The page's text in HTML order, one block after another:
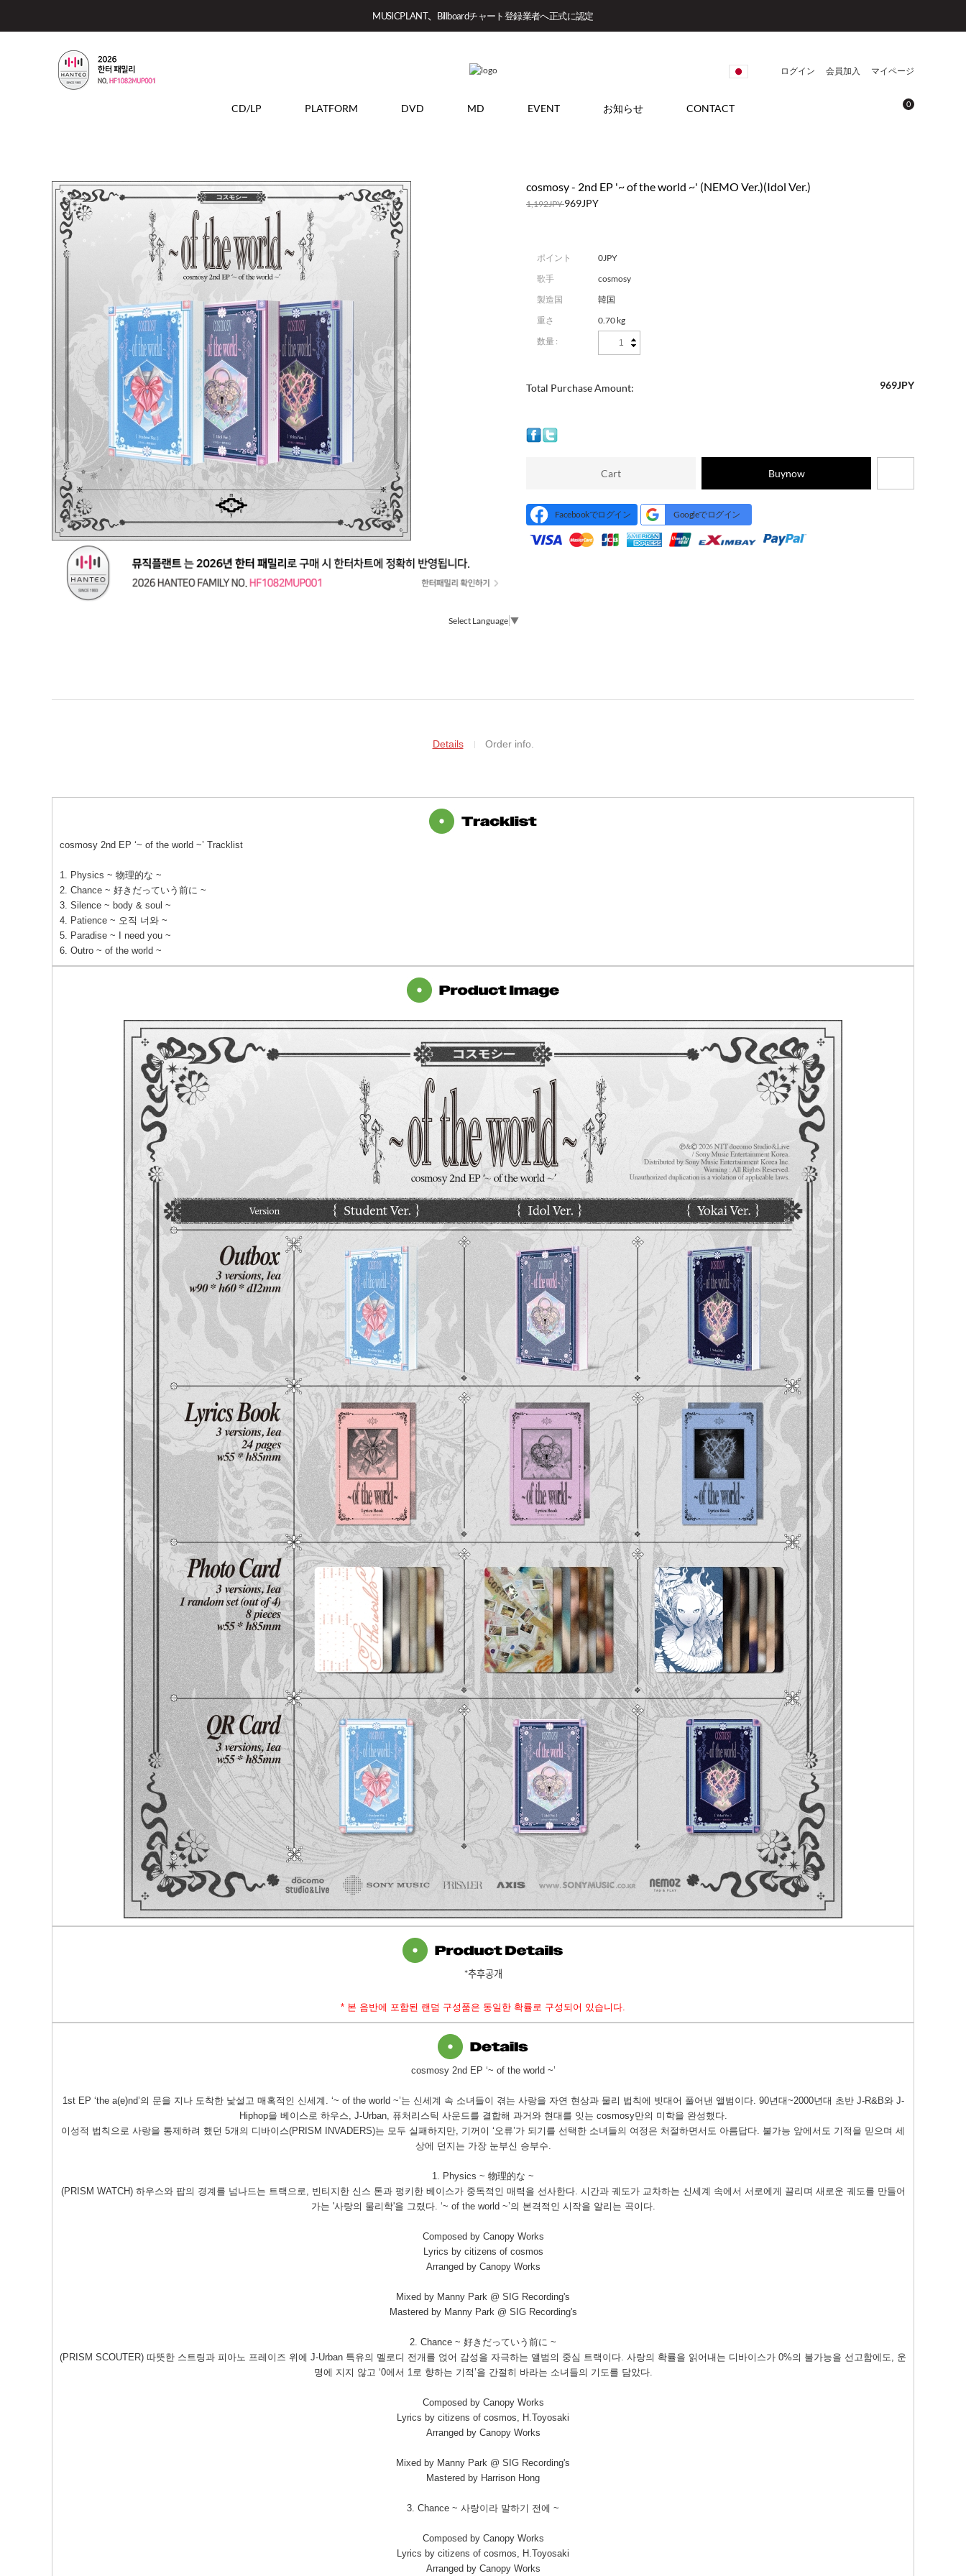
MUSICPLANT、Billboardチャート登録業者へ正式に認定
ログイン 会員加入 マイページ
CD/LP PLATFORM DVD MD EVENT お知らせ CONTACT 0
cosmosy - 2nd EP '~ of the world ~' (NEMO Ver.)(Idol Ver.)
1,192JPY969JPY
ポイント
0JPY
歌手
cosmosy
製造国
韓国
重さ
0.70 kg
数量 :
Total Purchase Amount: 969JPY
Cart Buynow
Facebookでログイン Googleでログイン
Select Language ▼
Details Order info.
cosmosy 2nd EP ‘~ of the world ~’ Tracklist
1. Physics ~ 物理的な ~
2. Chance ~ 好きだっていう前に ~
3. Silence ~ body & soul ~
4. Patience ~ 오직 너와 ~
5. Paradise ~ I need you ~
6. Outro ~ of the world ~
*추후공개
* 본 음반에 포함된 랜덤 구성품은 동일한 확률로 구성되어 있습니다
cosmosy 2nd EP ‘~ of the world ~’
1st EP ‘the a(e)nd’의 문을 지나 도착한 낯설고 매혹적인 신세계. ‘~ of the world ~’는 신세계 속 소녀들이 겪는 사랑을 자연 현상과 물리 법칙에 빗대어 풀어낸 앨범이다. 90년대~2000년대 초반 J-R&B와 J-
Hiphop을 베이스로 하우스, J-Urban, 퓨처리스틱 사운드를 결합해 과거와 현대를 잇는 cosmosy만의 미학을 완성했다.
이성적 법칙으로 사랑을 통제하려 했던 5개의 디바이스(PRISM INVADERS)는 모두 실패하지만, 기꺼이 ‘오류’가 되기를 선택한 소녀들의 여정은 처절하면서도 아름답다. 불가능 앞에서도 기적을 믿으며 세
상에 던지는 가장 눈부신 승부수.
1. Physics ~ 物理的な ~
(PRISM WATCH) 하우스와 팝의 경계를 넘나드는 트랙으로, 빈티지한 신스 톤과 펑키한 베이스가 중독적인 매력을 선사한다. 시간과 궤도가 교차하는 신세계 속에서 서로에게 끌리며 새로운 궤도를 만들어
가는 '사랑의 물리학'을 그렸다. ‘~ of the world ~’의 본격적인 시작을 알리는 곡이다.
Composed by Canopy Works
Lyrics by citizens of cosmos
Arranged by Canopy Works
Mixed by Manny Park @ SIG Recording's
Mastered by Manny Park @ SIG Recording's
2. Chance ~ 好きだっていう前に ~
(PRISM SCOUTER) 따뜻한 스트링과 피아노 프레이즈 위에 J-Urban 특유의 멜로디 전개를 얹어 감성을 자극하는 앨범의 중심 트랙이다. 사랑의 확률을 읽어내는 디바이스가 0%의 불가능을 선고함에도, 운
명에 지지 않고 ‘0에서 1로 향하는 기적’을 간절히 바라는 소녀들의 기도를 담았다.
Composed by Canopy Works
Lyrics by citizens of cosmos, H.Toyosaki
Arranged by Canopy Works
Mixed by Manny Park @ SIG Recording's
Mastered by Harrison Hong
3. Chance ~ 사랑이라 말하기 전에 ~
Composed by Canopy Works
Lyrics by citizens of cosmos, H.Toyosaki
Arranged by Canopy Works